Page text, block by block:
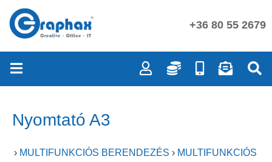
+36 80 55 2679
Nyomtató A3
› MULTIFUNKCIÓS BERENDEZÉS › MULTIFUNKCIÓS